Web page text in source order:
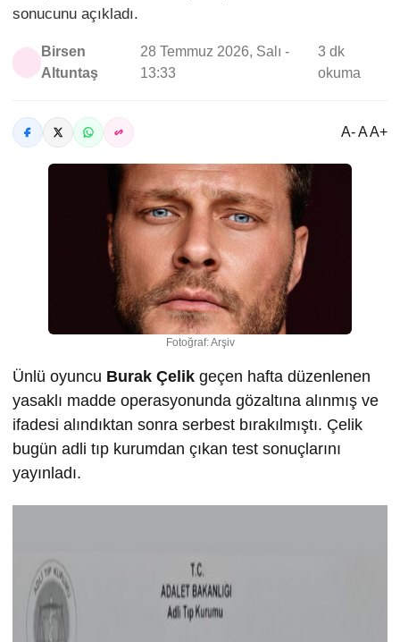
sonucunu açıkladı.
Birsen
Altuntaş
28 Temmuz 2026, Salı -
13:33
3 dk
okuma
A- A A+
Fotoğraf: Arşiv
Ünlü oyuncu Burak Çelik geçen hafta düzenlenen
yasaklı madde operasyonunda gözaltına alınmış ve
ifadesi alındıktan sonra serbest bırakılmıştı. Çelik
bugün adli tıp kurumdan çıkan test sonuçlarını
yayınladı.